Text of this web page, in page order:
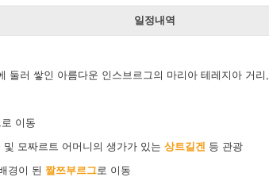
일정내역
둘러 쌓인 아름다운 인스브르그의 마리아 테레지아 거리,
로 이동
모짜르트 어머니의 생가가 있는 상트길겐 등 관광
경이 된 짤쯔부르그로 이동